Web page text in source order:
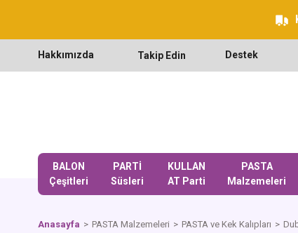
Hakkımızda Takip Edin Destek
BALON
Çeşitleri
PARTİ
Süsleri
KULLAN
AT Parti
PASTA
Malzemeleri
Anasayfa PASTA Malzemeleri PASTA ve Kek Kalıpları